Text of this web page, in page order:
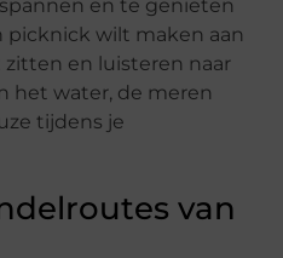
en te genieten
picknick wilt maken aan
en luisteren naar
het water, de meren
tijdens je
van